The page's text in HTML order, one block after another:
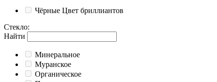
Чёрные Цвет бриллиантов
Стекло:
Найти
Минеральное
Муранское
Органическое